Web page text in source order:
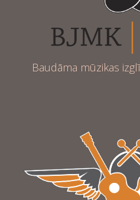
Baudāma mūzikas